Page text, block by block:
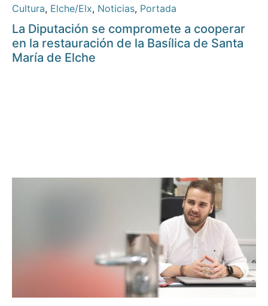
Cultura, Elche/Elx, Noticias, Portada
La Diputación se compromete a cooperar
en la restauración de la Basílica de Santa
María de Elche